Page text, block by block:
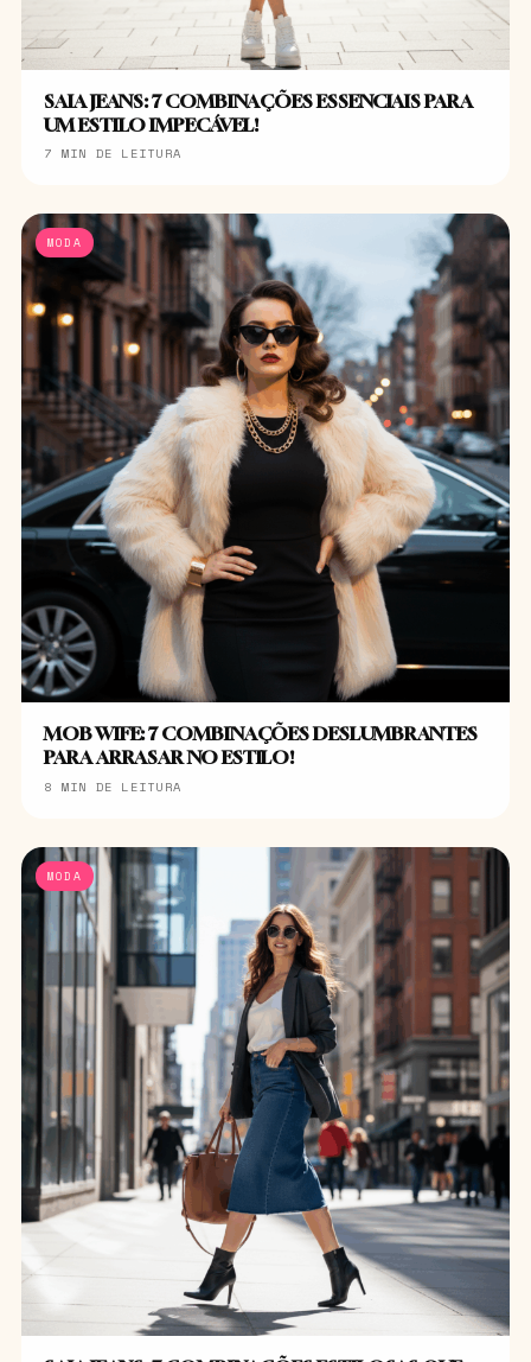
SAIA JEANS: 7 COMBINAÇÕES ESSENCIAIS PARA
UM ESTILO IMPECÁVEL!
7 MIN DE LEITURA
MODA
MOB WIFE: 7 COMBINAÇÕES DESLUMBRANTES
PARA ARRASAR NO ESTILO!
8 MIN DE LEITURA
MODA